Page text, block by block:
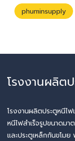
phuminsupply
โรงงานผลิต
โรงงานผลิตประตูหนีไ
หนีไฟสำเร็จรูปขนาดม
และประตูเหล็กกันขโม